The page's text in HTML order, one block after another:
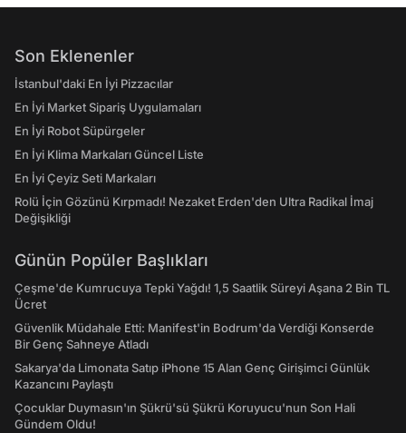
Son Eklenenler
İstanbul'daki En İyi Pizzacılar
En İyi Market Sipariş Uygulamaları
En İyi Robot Süpürgeler
En İyi Klima Markaları Güncel Liste
En İyi Çeyiz Seti Markaları
Rolü İçin Gözünü Kırpmadı! Nezaket Erden'den Ultra Radikal İmaj
Değişikliği
Günün Popüler Başlıkları
Çeşme'de Kumrucuya Tepki Yağdı! 1,5 Saatlik Süreyi Aşana 2 Bin TL
Ücret
Güvenlik Müdahale Etti: Manifest'in Bodrum'da Verdiği Konserde
Bir Genç Sahneye Atladı
Sakarya'da Limonata Satıp iPhone 15 Alan Genç Girişimci Günlük
Kazancını Paylaştı
Çocuklar Duymasın'ın Şükrü'sü Şükrü Koruyucu'nun Son Hali
Gündem Oldu!